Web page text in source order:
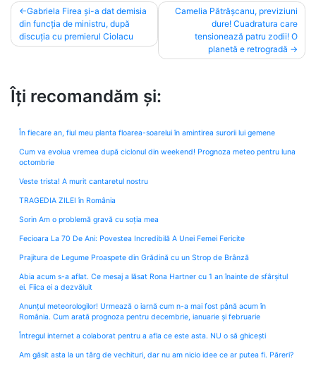
Post
navigation
Gabriela Firea și-a dat demisia
din funcția de ministru, după
discuția cu premierul Ciolacu
Camelia Pătrășcanu, previziuni
dure! Cuadratura care
tensionează patru zodii! O
planetă e retrogradă
Îți recomandăm și:
În fiecare an, fiul meu planta floarea-soarelui în amintirea surorii lui gemene
Cum va evolua vremea după ciclonul din weekend! Prognoza meteo pentru luna
octombrie
Veste trista! A murit cantaretul nostru
TRAGEDIA ZILEI în România
Sorin Am o problemă gravă cu soția mea
Fecioara La 70 De Ani: Povestea Incredibilă A Unei Femei Fericite
Prajitura de Legume Proaspete din Grădină cu un Strop de Brânză
Abia acum s-a aflat. Ce mesaj a lăsat Rona Hartner cu 1 an înainte de sfârșitul
ei. Fiica ei a dezvăluit
Anunțul meteorologilor! Urmează o iarnă cum n-a mai fost până acum în
România. Cum arată prognoza pentru decembrie, ianuarie și februarie
Întregul internet a colaborat pentru a afla ce este asta. NU o să ghicești
Am găsit asta la un târg de vechituri, dar nu am nicio idee ce ar putea fi. Păreri?